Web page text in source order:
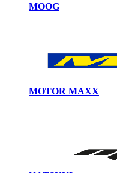
MOOG
MOTOR MAXX